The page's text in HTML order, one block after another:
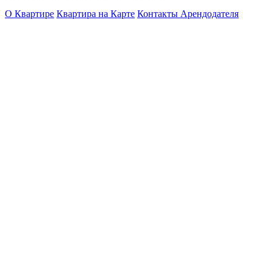
О Квартире Квартира на Карте Контакты Арендодателя